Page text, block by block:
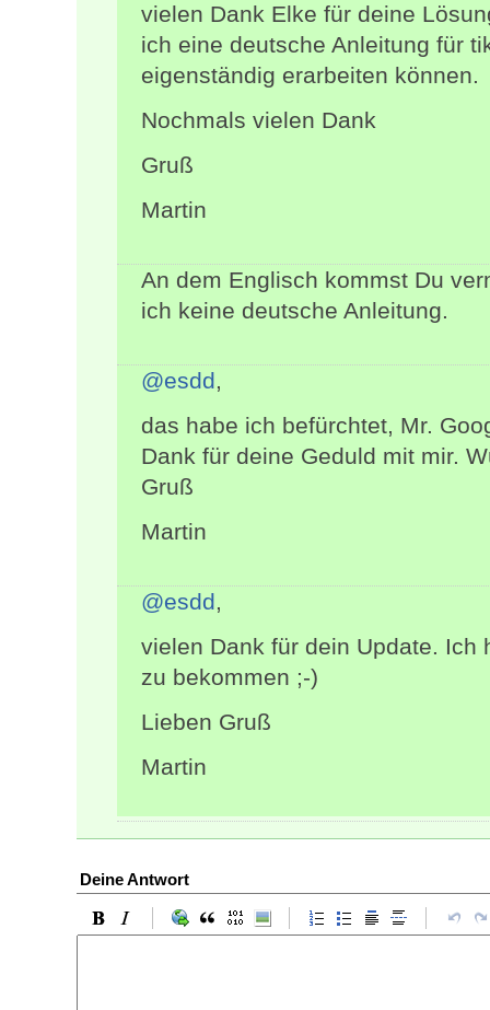
vielen Dank Elke für deine
ich eine deutsche Anleitung für
eigenständig erarbeiten können.
Nochmals vielen Dank
Gruß
Martin
An dem Englisch kommst Du
ich keine deutsche Anleitung.
@esdd,
das habe ich befürchtet, Mr.
Dank für deine Geduld mit mir.
Gruß
Martin
@esdd,
vielen Dank für dein Update. Ich
zu bekommen ;-)
Lieben Gruß
Martin
Deine Antwort